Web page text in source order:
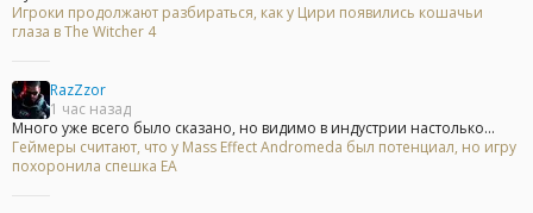
Игроки продолжают разбираться, как у Цири появились кошачьи
глаза в The Witcher 4
RazZzor
1 час назад
Много уже всего было сказано, но видимо в индустрии настолько...
Геймеры считают, что у Mass Effect Andromeda был потенциал, но игру
похоронила спешка EA